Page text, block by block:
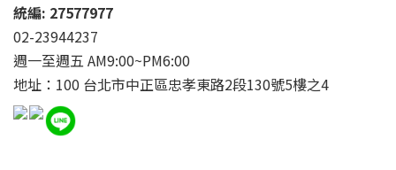
統編: 27577977
02-23944237
週一至週五 AM9:00~PM6:00
地址：100 台北市中正區忠孝東路2段130號5樓之4